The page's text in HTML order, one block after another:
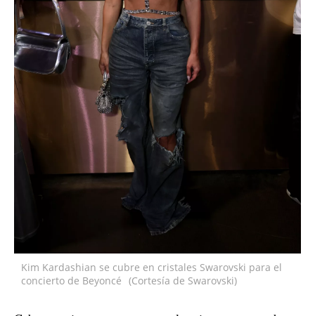
Kim Kardashian se cubre en cristales Swarovski para el
concierto de Beyoncé (Cortesía de Swarovski)